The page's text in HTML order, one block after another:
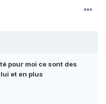
pour moi ce sont des
et en plus